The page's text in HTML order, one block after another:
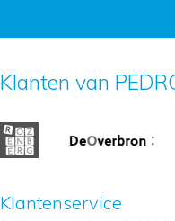
Klanten van
Klantenservice